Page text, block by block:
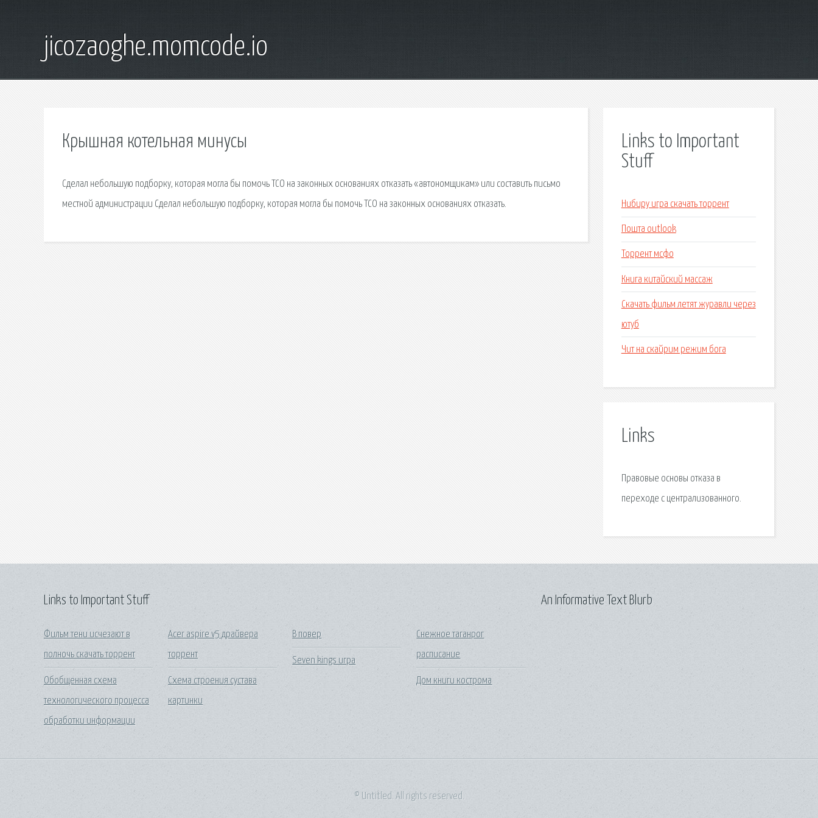
jicozaoghe.momcode.io
Крышная котельная минусы
Сделал небольшую подборку, которая могла бы помочь ТСО на законных основаниях отказать «автономщикам» или составить письмо
местной администрации Сделал небольшую подборку, которая могла бы помочь ТСО на законных основаниях отказать.
Links to Important
Stuff
Нибиру игра скачать торрент
Пошта outlook
Торрент мсфо
Книга китайский массаж
Скачать фильм летят журавли через
ютуб
Чит на скайрим режим бога
Links
Правовые основы отказа в
переходе с централизованного.
Links to Important Stuff
Фильм тени исчезают в
полночь скачать торрент
Обобщенная схема
технологического процесса
обработки информации
Acer aspire v5 драйвера
торрент
Схема строения сустава
картинки
В повер
Seven kings игра
Снежное таганрог
расписание
Дом книги кострома
An Informative Text Blurb
© Untitled. All rights reserved.